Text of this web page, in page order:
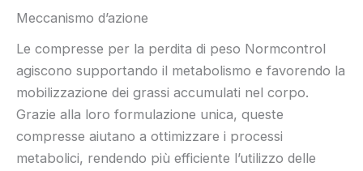
Meccanismo d’azione
Le compresse per la perdita di peso Normcontrol
agiscono supportando il metabolismo e favorendo la
mobilizzazione dei grassi accumulati nel corpo.
Grazie alla loro formulazione unica, queste
compresse aiutano a ottimizzare i processi
metabolici, rendendo più efficiente l’utilizzo delle